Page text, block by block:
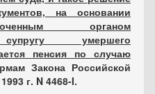
на основании
органом
супругу умершего
пенсия по случаю
Закона Российской
г. N 4468-I.